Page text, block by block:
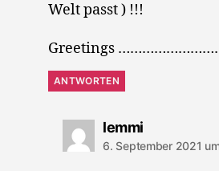
Welt passt ) !!!
Greetings
ANTWORTEN
lemmisagt:
6. September 2021